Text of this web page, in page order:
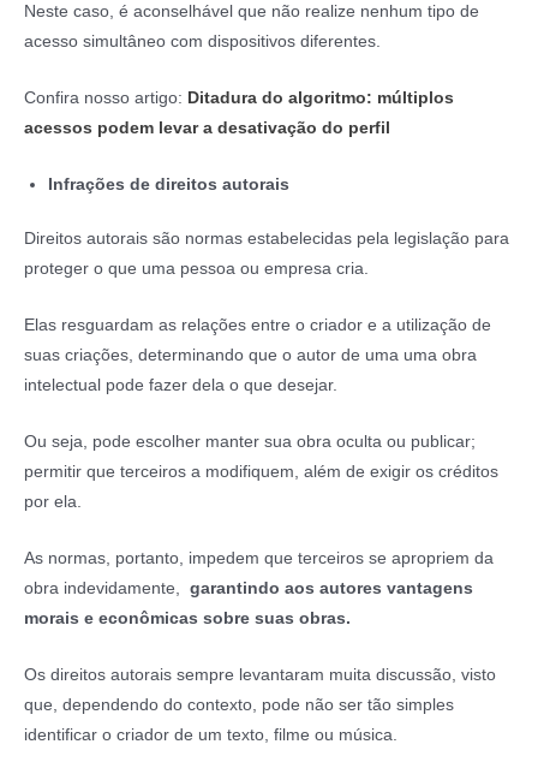
Neste caso, é aconselhável que não realize nenhum tipo de
acesso simultâneo com dispositivos diferentes.
Confira nosso artigo: Ditadura do algoritmo: múltiplos
acessos podem levar a desativação do perfil
Infrações de direitos autorais
Direitos autorais são normas estabelecidas pela legislação para
proteger o que uma pessoa ou empresa cria.
Elas resguardam as relações entre o criador e a utilização de
suas criações, determinando que o autor de uma uma obra
intelectual pode fazer dela o que desejar.
Ou seja, pode escolher manter sua obra oculta ou publicar;
permitir que terceiros a modifiquem, além de exigir os créditos
por ela.
As normas, portanto, impedem que terceiros se apropriem da
obra indevidamente, garantindo aos autores vantagens
morais e econômicas sobre suas obras.
Os direitos autorais sempre levantaram muita discussão, visto
que, dependendo do contexto, pode não ser tão simples
identificar o criador de um texto, filme ou música.